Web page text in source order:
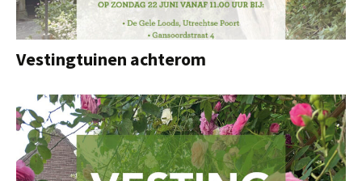
Vestingtuinen achterom